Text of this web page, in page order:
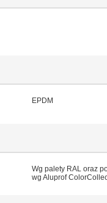
Wg palety RAL oraz
wg Aluprof
EPDM